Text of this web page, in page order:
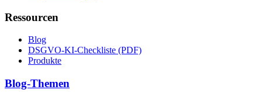
Ressourcen
Blog
DSGVO-KI-Checkliste (PDF)
Produkte
Blog-Themen